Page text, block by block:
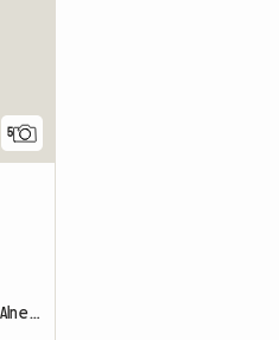
5
Habitación en casa del anfitrión | Great Alne (B49 6HH) | 70 M2